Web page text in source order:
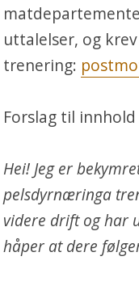
uttalelser, og
trenering:
Forslag til
Hei! Jeg er
pelsdyrnæringa
videre drift og har
håper at dere